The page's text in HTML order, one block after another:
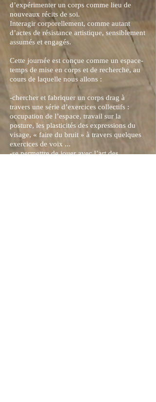
d’expérimenter un corps comme lieu de
nouveaux récits de soi.
Interagir corporellement, comme autant
d’actes de résistance artistique, sensiblement
assumés et engagés.
Cette journée est conçue comme un espace-
temps de mise en corps et de recherche, au
cours de laquelle nous allons :
-chercher et fabriquer un corps drag à
travers une série d’exercices collectifs :
occupation de l’espace, travail sur la
posture, les plasticités des expressions du
visage, « faire du bruit » à travers quelques
exercices de voix ...
-se permettre de jouer avec l’art des